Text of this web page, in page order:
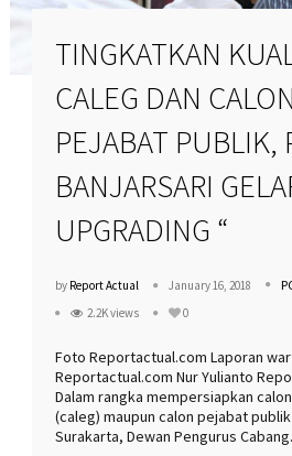
TINGKATKAN
CALEG DAN CALON
PEJABAT PUBLIK,
BANJARSARI
UPGRADING “
by Report Actual January 16, 2018
2.2K views
0
Foto Reportactual.com Laporan
Reportactual.com Nur Yulianto
Dalam rangka mempersiapkan
(caleg) maupun calon pejabat
Surakarta, Dewan Pengurus